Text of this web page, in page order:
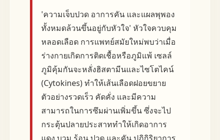
'ความเจ็บปวด อาการคัน และแผลพุพอง
ทั้งหมดล้วนขึ้นอยู่กับหัวใจ' หัวใจควบคุม
หลอดเลือด การแพทย์สมัยใหม่พบว่าเมื่อ
ร่างกายเกิดการติดเชื้อหรือภูมิแพ้ เซลล์
ภูมิคุ้มกันจะหลั่งฮิสตามีนและไซโตไคน์
(Cytokines) ทำให้เส้นเลือดฝอยขยาย
ตัวอย่างรวดเร็ว คัดคั่ง และมีความ
สามารถในการซึมผ่านเพิ่มขึ้น ซึ่งจะไป
กระตุ้นปลายประสาททำให้เกิดอาการ